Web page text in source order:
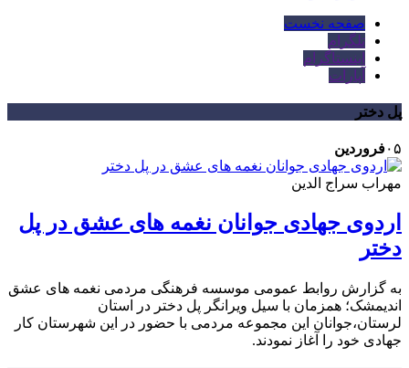
صفحه نخست
تلگرام
اینستاگرام
آپارات
پل دختر
۰۵فروردین
مهراب سراج الدین
اردوی جهادی جوانان نغمه های عشق در پل
دختر
به گزارش روابط عمومی موسسه فرهنگی مردمی نغمه های عشق
اندیمشک؛ همزمان با سیل ویرانگر پل دختر در استان
لرستان،جوانان این مجموعه مردمی با حضور در این شهرستان کار
جهادی خود را آغاز نمودند.